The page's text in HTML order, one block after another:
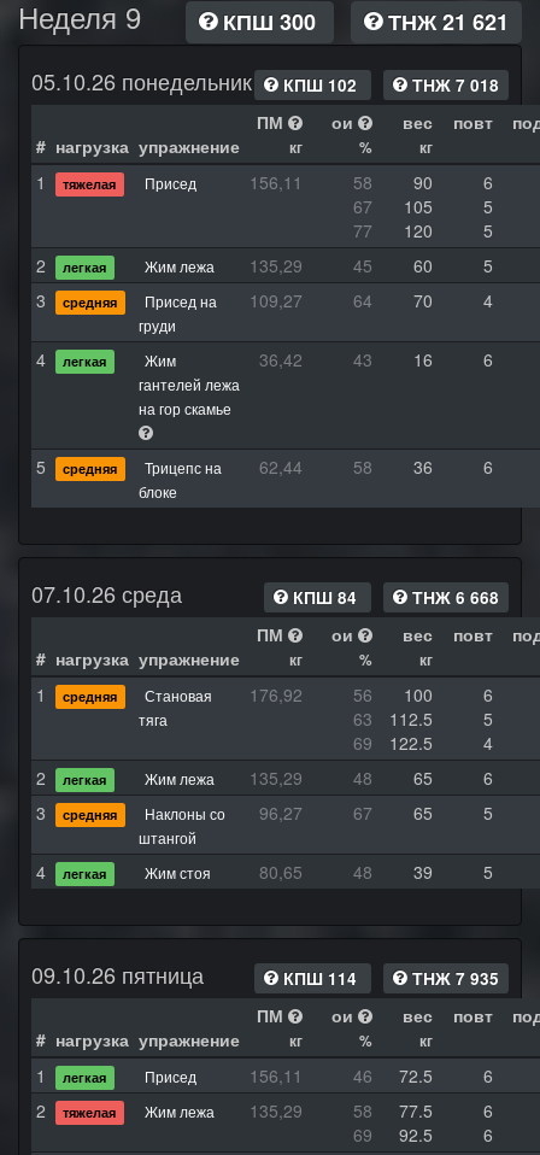
Неделя 9 КПШ 300
ТНЖ 21 621
05.10.26 понедельник
КПШ 102 ТНЖ 7 018
# нагрузка упражнение
ПМ
кг
ои
%
вес
кг
повт
1 тяжелая Присед 156,11 58 90
6
67
105
5
77
120
5
2
легкая Жим лежа 135,29 45 60
5
3
средняя
Присед на
груди
109,27 64 70 4
4 легкая
Жим
гантелей лежа
на гор скамье
36,42 43 16 6
5 средняя
Трицепс на
блоке
62,44 58 36 6
07.10.26 среда КПШ 84 ТНЖ 6 668
# нагрузка упражнение
ПМ
кг
ои
%
вес
кг
повт
1 средняя
Становая
тяга
176,92 56 100
6
63
112.5
5
69
122.5
4
2
легкая Жим лежа 135,29 48 65
6
3
средняя
Наклоны со
штангой
96,27 67 65 5
4 легкая Жим стоя 80,65 48 39 5
09.10.26 пятница КПШ 114 ТНЖ 7 935
# нагрузка упражнение
ПМ
кг
ои
%
вес
кг
повт
1 легкая Присед 156,11 46 72.5
6
2
тяжелая Жим лежа 135,29 58 77.5
6
69
92.5
6